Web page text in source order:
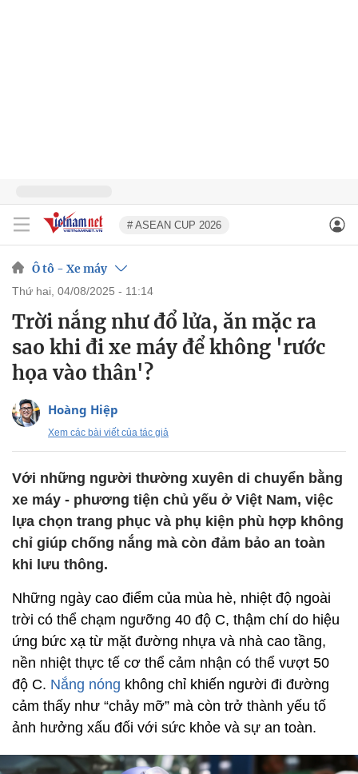
# ASEAN CUP 2026
Ô tô - Xe máy
thứ hai, 04/08/2025 - 11:14
Trời nắng như đổ lửa, ăn mặc ra
sao khi đi xe máy để không 'rước
họa vào thân'?
Hoàng Hiệp
Xem các bài viết của tác giả
Với những người thường xuyên di chuyển bằng
xe máy - phương tiện chủ yếu ở Việt Nam, việc
lựa chọn trang phục và phụ kiện phù hợp không
chỉ giúp chống nắng mà còn đảm bảo an toàn
khi lưu thông.
Những ngày cao điểm của mùa hè, nhiệt độ ngoài
trời có thể chạm ngưỡng 40 độ C, thậm chí do hiệu
ứng bức xạ từ mặt đường nhựa và nhà cao tầng,
nền nhiệt thực tế cơ thể cảm nhận có thể vượt 50
độ C. Nắng nóng không chỉ khiến người đi đường
cảm thấy như “chảy mỡ” mà còn trở thành yếu tố
ảnh hưởng xấu đối với sức khỏe và sự an toàn.